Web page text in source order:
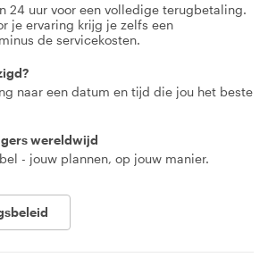
24 uur voor een volledige terugbetaling.
je ervaring krijg je zelfs een
de servicekosten.
naar een datum en tijd die jou het beste
wereldwijd
- jouw plannen, op jouw manier.